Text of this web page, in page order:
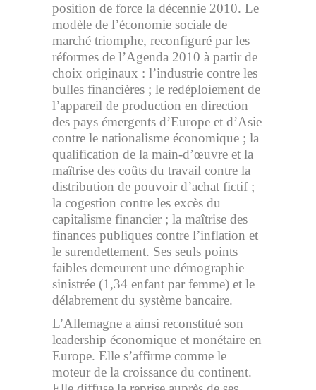
position de force la décennie 2010. Le
modèle de l’économie sociale de
marché triomphe, reconfiguré par les
réformes de l’Agenda 2010 à partir de
choix originaux : l’industrie contre les
bulles financières ; le redéploiement de
l’appareil de production en direction
des pays émergents d’Europe et d’Asie
contre le nationalisme économique ; la
qualification de la main-d’œuvre et la
maîtrise des coûts du travail contre la
distribution de pouvoir d’achat fictif ;
la cogestion contre les excès du
capitalisme financier ; la maîtrise des
finances publiques contre l’inflation et
le surendettement. Ses seuls points
faibles demeurent une démographie
sinistrée (1,34 enfant par femme) et le
délabrement du système bancaire.
L’Allemagne a ainsi reconstitué son
leadership économique et monétaire en
Europe. Elle s’affirme comme le
moteur de la croissance du continent.